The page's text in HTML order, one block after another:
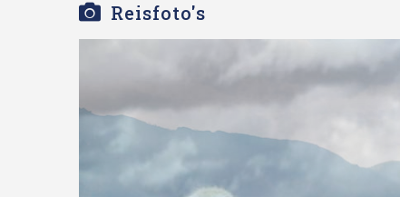
Reisfoto's